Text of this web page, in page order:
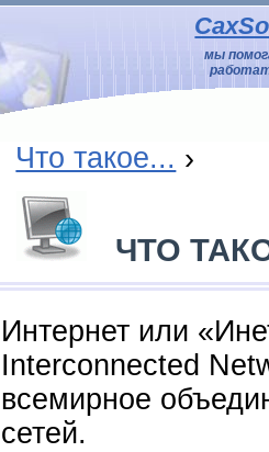
мы
Что такое... ›
ЧТО
Интернет или
Interconnected
всемирное
сетей.